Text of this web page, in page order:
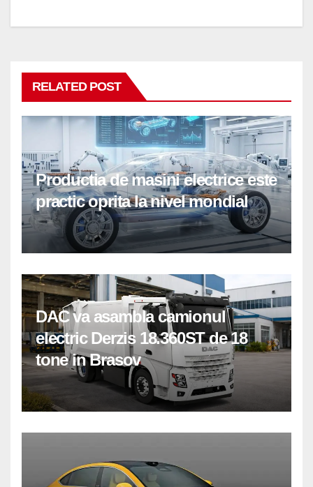
RELATED POST
Productia de masini electrice este
practic oprita la nivel mondial
DAC va asambla camionul
electric Derzis 18.360ST de 18
tone in Brasov